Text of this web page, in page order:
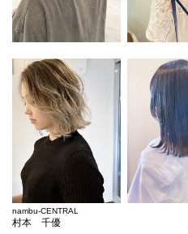
nambu-CENTRAL
村本 千優